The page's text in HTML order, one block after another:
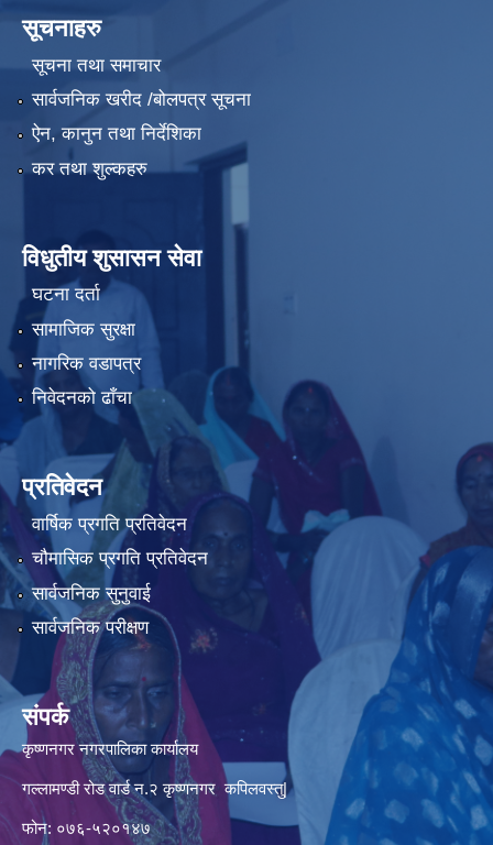
सूचनाहरु
सूचना तथा समाचार
सार्वजनिक खरीद /बोलपत्र सूचना
ऐन, कानुन तथा निर्देशिका
कर तथा शुल्कहरु
विधुतीय शुसासन सेवा
घटना दर्ता
सामाजिक सुरक्षा
नागरिक वडापत्र
निवेदनको ढाँचा
प्रतिवेदन
वार्षिक प्रगति प्रतिवेदन
चौमासिक प्रगति प्रतिवेदन
सार्वजनिक सुनुवाई
सार्वजनिक परीक्षण
संपर्क
कृष्णनगर नगरपालिका कार्यालय
गल्लामण्डी रोड वार्ड न.२ कृष्णनगर कपिलवस्तु|
फोन: ०७६-५२०१४७